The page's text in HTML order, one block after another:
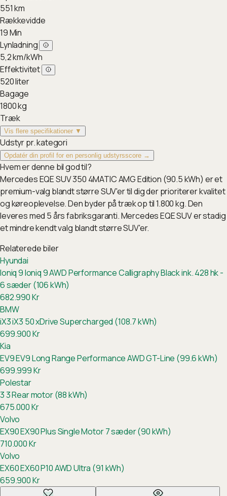
551km
Rækkevidde
19Min
Lynladning
5,2km/kWh
Effektivitet
520liter
Bagage
1800kg
Træk
Vis flere specifikationer ▼
Udstyr pr. kategori
Opdatér din profil for en personlig udstyrsscore →
Hvem er denne bil god til?
Mercedes EQE SUV 350 4MATIC AMG Edition (90.5 kWh) er et
premium-valg blandt større SUV'er til dig der prioriterer kvalitet
og køreoplevelse. Den byder på træk op til 1.800 kg. Den
leveres med 5 års fabriksgaranti. Mercedes EQE SUV er stadig
et mindre kendt valg blandt større SUV'er.
Relaterede biler
Hyundai
Ioniq 9Ioniq 9 AWD Performance Calligraphy Black ink. 428 hk -
6 sæder (106 kWh)
682.990Kr
BMW
iX3iX3 50 xDrive Supercharged (108.7 kWh)
699.900Kr
Kia
EV9EV9 Long Range Performance AWD GT-Line (99.6 kWh)
699.999Kr
Polestar
33 Rear motor (88 kWh)
675.000Kr
Volvo
EX90EX90 Plus Single Motor 7 sæder (90 kWh)
710.000Kr
Volvo
EX60EX60 P10 AWD Ultra (91 kWh)
659.900Kr